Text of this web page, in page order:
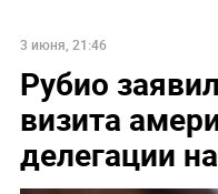
3 июня, 21:46
Рубио
визита
делегации